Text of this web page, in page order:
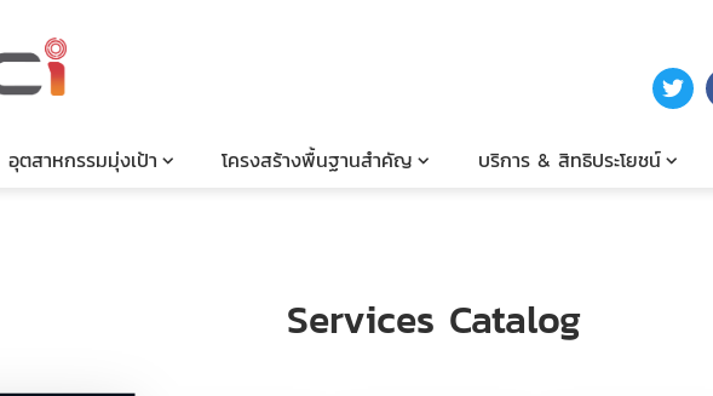
อุตสาหกรรมมุ่งเป้า โครงสร้างพื้นฐานสำคัญ บริการ & สิทธิประโยชน์
Services Catalog